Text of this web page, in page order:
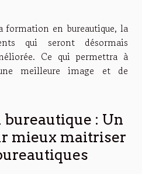
formation en bureautique, la
qui seront désormais
Ce qui permettra à
meilleure image et de
: Un
mieux maitriser